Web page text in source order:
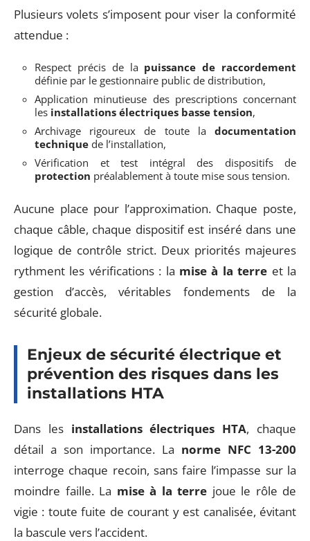
Plusieurs volets s’imposent pour viser la conformité
attendue :
Respect précis de la puissance de raccordement
définie par le gestionnaire public de distribution,
Application minutieuse des prescriptions concernant
les installations électriques basse tension,
Archivage rigoureux de toute la documentation
technique de l’installation,
Vérification et test intégral des dispositifs de
protection préalablement à toute mise sous tension.
Aucune place pour l’approximation. Chaque poste,
chaque câble, chaque dispositif est inséré dans une
logique de contrôle strict. Deux priorités majeures
rythment les vérifications : la mise à la terre et la
gestion d’accès, véritables fondements de la
sécurité globale.
Enjeux de sécurité électrique et
prévention des risques dans les
installations HTA
Dans les installations électriques HTA, chaque
détail a son importance. La norme NFC 13-200
interroge chaque recoin, sans faire l’impasse sur la
moindre faille. La mise à la terre joue le rôle de
vigie : toute fuite de courant y est canalisée, évitant
la bascule vers l’accident.